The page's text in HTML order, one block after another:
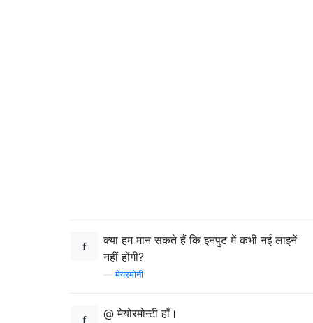
क्या हम मान सकते हैं कि इनपुट में कभी नई लाइनें
नहीं होंगी?
—मेयरमोनी
@ मेयोरमोन्टी हाँ।